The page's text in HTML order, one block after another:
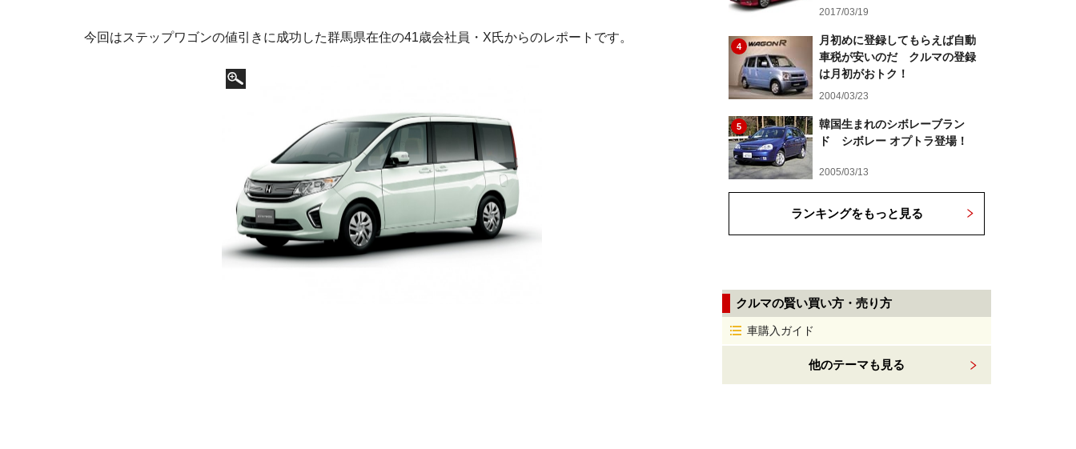
今回はステップワゴンの値引きに成功した群馬県在住の41歳会社員・X氏からのレポートです。
2017/03/19
4
月初めに登録してもらえば自動
車税が安いのだ クルマの登録
は月初がおトク！
2004/03/23
5
韓国生まれのシボレーブラン
ド シボレー オプトラ登場！
2005/03/13
ランキングをもっと見る
クルマの賢い買い方・売り方
車購入ガイド
他のテーマも見る